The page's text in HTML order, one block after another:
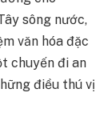
sông nước,
văn hóa đặc
chuyến đi an
điều thú vị